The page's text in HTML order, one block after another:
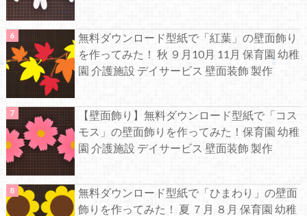
無料ダウンロード型紙で「紅葉」の壁面飾り
を作ってみた！ 秋 ９月10月 11月 保育園 幼稚
園 介護施設 デイサービス 壁面装飾 製作
【壁面飾り】無料ダウンロード型紙で「コス
モス」の壁面飾りを作ってみた！保育園 幼稚
園 介護施設 デイサービス 壁面装飾 製作
無料ダウンロード型紙で「ひまわり」の壁面
飾りを作ってみた！ 夏 ７月 ８月 保育園 幼稚